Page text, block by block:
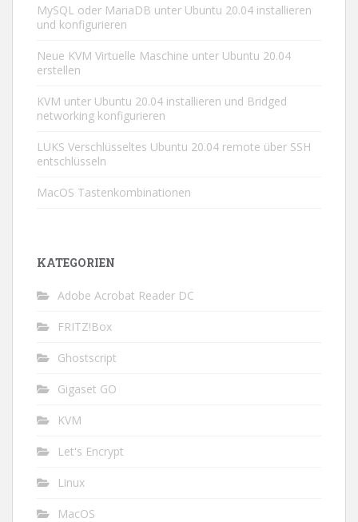
MySQL oder MariaDB unter Ubuntu 20.04 installieren
und konfigurieren
Neue KVM Virtuelle Maschine unter Ubuntu 20.04
erstellen
KVM unter Ubuntu 20.04 installieren und Bridged
networking konfigurieren
LUKS Verschlüsseltes Ubuntu 20.04 remote über SSH
entschlüsseln
MacOS Tastenkombinationen
KATEGORIEN
Adobe Acrobat Reader DC
FRITZ!Box
Ghostscript
Gigaset GO
KVM
Let's Encrypt
Linux
MacOS